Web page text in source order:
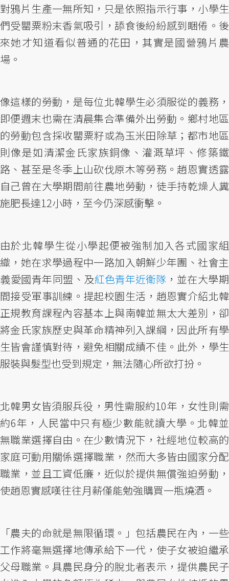
對鴉片生產一無所知，只是依照指示行事，小學生
們受罌粟粉末香氣吸引，舔食後紛紛感到睏倦。後
來她才知道看似普通的花田，其實是國營鴉片農
場。
像這樣的勞動，是每位北韓學生必須服從的義務，
即便週末也需在清晨集合準備外出勞動。鄉村地區
的勞動包含採收罌粟籽或為玉米田除草；都市地區
則像是如清潔金氏家族銅像、灌溉草坪、修築鐵
路、甚至是冬季上山砍伐原木等勞務。趙恩實透露
自己曾在大學期間前往農地勞動，徒手持乾燥人糞
施肥長達12小時，至今仍深感衝擊。
由於北韓學生從小學起便被強制加入各式國家組
織，她在求學過程中一路加入朝鮮少年團、社會主
義愛國青年同盟、及紅色青年近衛隊 ，並在大學期
間接受軍事訓練。提起校園生活，趙恩實介紹北韓
正規教育課程內容基本上與南韓並無太大差別，卻
將金氏家族歷史與革命精神列入課綱，因此所有學
生皆會謹慎對待，避免相關成績不佳。此外，學生
服裝與髮型也受到規定，無法隨心所欲打扮。
北韓男女皆須服兵役，男性需服約10年，女性則需
約6年，人民當中只有極少數能就讀大學。北韓並
無職業選擇自由。在少數情況下，社經地位較高的
家庭可動用關係選擇職業，然而大多皆由國家分配
職業，並且工資低廉，近似於提供無償強迫勞動，
使趙恩實感嘆往往月薪僅能勉強購買一瓶燒酒。
「農夫的命就是無限循環。」包括農民在內，一些
工作將毫無選擇地傳承給下一代，使子女被迫繼承
父母職業。具農民身分的脫北者表示，提供農民子